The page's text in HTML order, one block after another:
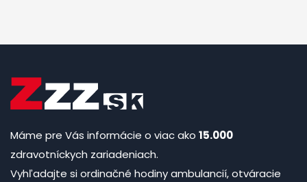
Máme pre Vás informácie o viac ako 15.000
zdravotníckych zariadeniach.
Vyhľadajte si ordinačné hodiny ambulancií, otváracie